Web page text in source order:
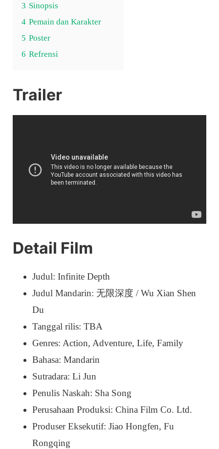
3 Sinopsis
4 Pemain dan Karakter
5 Poster
6 Refrensi
Trailer
Detail Film
Judul: Infinite Depth
Judul Mandarin: 无限深度 / Wu Xian Shen
Du
Tanggal rilis: TBA
Genres: Action, Adventure, Life, Family
Bahasa: Mandarin
Sutradara: Li Jun
Penulis Naskah: Sha Song
Perusahaan Produksi: China Film Co. Ltd.
Produser Eksekutif: Jiao Hongfen, Fu
Rongqing